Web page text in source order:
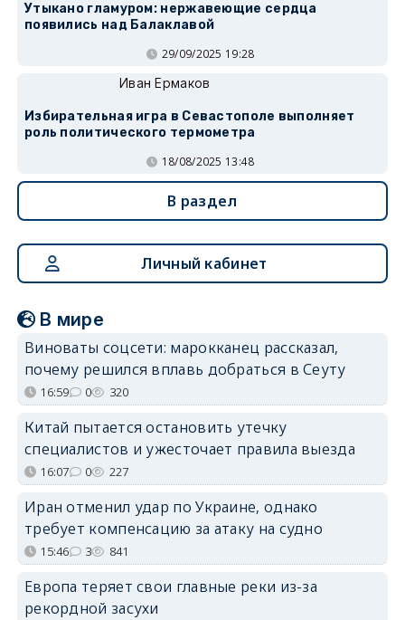
Утыкано гламуром: нержавеющие сердца
появились над Балаклавой
29/09/2025 19:28
Иван Ермаков
Избирательная игра в Севастополе выполняет
роль политического термометра
18/08/2025 13:48
В раздел
Личный кабинет
В мире
Виноваты соцсети: марокканец рассказал,
почему решился вплавь добраться в Сеуту
16:59 0 320
Китай пытается остановить утечку
специалистов и ужесточает правила выезда
16:07 0 227
Иран отменил удар по Украине, однако
требует компенсацию за атаку на судно
15:46 3 841
Европа теряет свои главные реки из-за
рекордной засухи